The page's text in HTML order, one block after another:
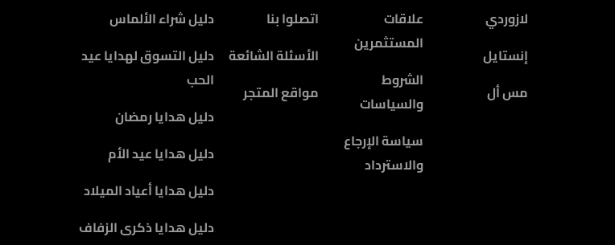
لازوردي
إنستايل
مس أل
علاقات
المستثمرين
الشروط
والسياسات
سياسة الإرجاع
والاسترداد
اتصلوا بنا
الأسئلة الشائعة
مواقع المتجر
دليل شراء الألماس
دليل التسوق لهدايا عيد
الحب
دليل هدايا رمضان
دليل هدايا عيد الأم
دليل هدايا أعياد الميلاد
دليل هدايا ذكرى الزفاف